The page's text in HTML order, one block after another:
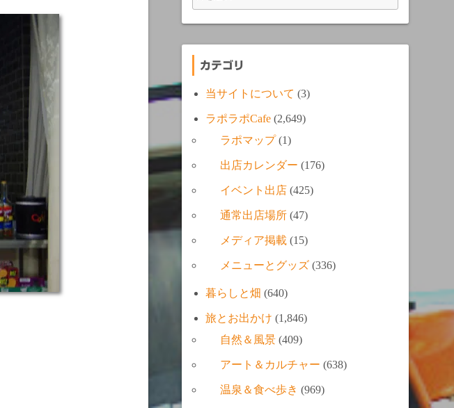
カテゴリ
当サイトについて (3)
ラポラポCafe (2,649)
ラポマップ(1)
出店カレンダー (176)
イベント出店 (425)
通常出店場所 (47)
メディア掲載 (15)
メニューとグッズ (336)
暮らしと畑 (640)
旅とお出かけ (1,846)
自然＆風景 (409)
アート＆カルチャー (638)
温泉＆食べ歩き (969)